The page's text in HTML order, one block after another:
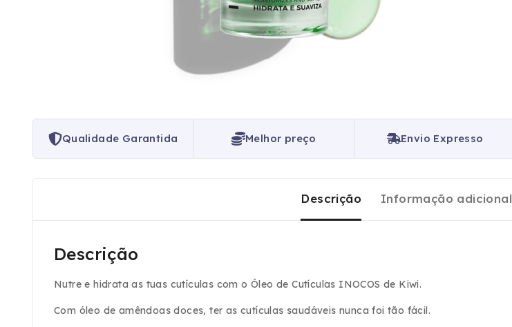
Qualidade Garantida Melhor preço Envio Expresso
Descrição Informação adicional
Descrição
Nutre e hidrata as tuas cutículas com o Óleo de Cutículas INOCOS de Kiwi.
Com óleo de amêndoas doces, ter as cutículas saudáveis nunca foi tão fácil.